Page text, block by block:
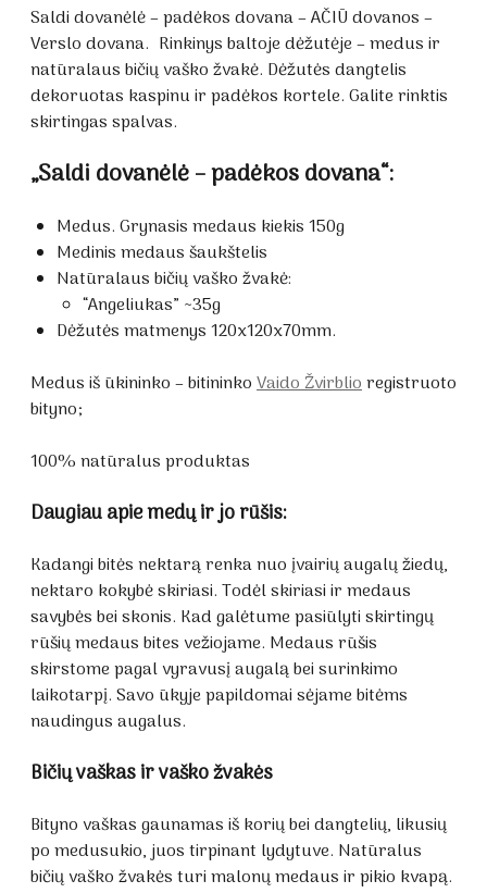
Saldi dovanėlė – padėkos dovana – AČIŪ dovanos –
Verslo dovana. Rinkinys baltoje dėžutėje – medus ir
natūralaus bičių vaško žvakė. Dėžutės dangtelis
dekoruotas kaspinu ir padėkos kortele. Galite rinktis
skirtingas spalvas.
„Saldi dovanėlė – padėkos dovana“:
Medus. Grynasis medaus kiekis 150g
Medinis medaus šaukštelis
Natūralaus bičių vaško žvakė:
“Angeliukas” ~35g
Dėžutės matmenys 120x120x70mm.
Medus iš ūkininko – bitininkoVaido Žvirblioregistruoto
bityno;
100% natūralus produktas
Daugiau apie medų ir jo rūšis:
Kadangi bitės nektarą renka nuo įvairių augalų žiedų,
nektaro kokybė skiriasi. Todėl skiriasi ir medaus
savybės bei skonis. Kad galėtume pasiūlyti skirtingų
rūšių medaus bites vežiojame. Medaus rūšis
skirstome pagal vyravusį augalą bei surinkimo
laikotarpį. Savo ūkyje papildomai sėjame bitėms
naudingus augalus.
Bičių vaškas ir vaško žvakės
Bityno vaškas gaunamas iš korių bei dangtelių, likusių
po medusukio, juos tirpinant lydytuve. Natūralus
bičių vaško žvakės turi malonų medaus ir pikio kvapą.